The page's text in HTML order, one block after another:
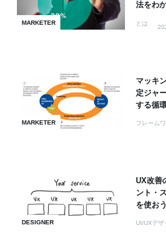
MARKETER
法をわ
とは
MARKETER
マッキ
定ジャ
する循
フレーム
DESIGNER
UX改善
ント・
を使おう
UI/UXデザ